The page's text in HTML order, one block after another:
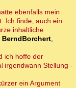
ebenfalls mein
Ich finde, auch ein
inhaltliche
BerndBorchert,
ich hoffe der
irgendwann Stellung -
ein Argument